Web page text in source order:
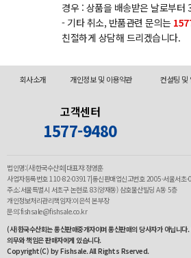
경우 : 상품을 배송받은 날로부터
- 기타 취소, 반품관련 문의는
친절하게 상담해 드리겠습니다.
회사소개 개인정보 및 이용약관 컨설팅 및
고객센터
1577-9480
법인명:(사)한국수산회|대표자:정영훈
사업자등록번호 110-82-03917|통신판매업신고번호 2005-서울서초
주소:서울특별시 서초구 논현로 83(양재동) 삼호물산빌딩 A동 5층
개인정보처리관리책임자:이은석 본부장
문의:fishsale@fishsale.co.kr
(사)한국수산회는 통신판매중개자이며 통신판매의 당사자가 아닙니
의무와 책임은 판매자에게 있습니다.
Copyright(C) by Fishsale. All Rights Rserved.